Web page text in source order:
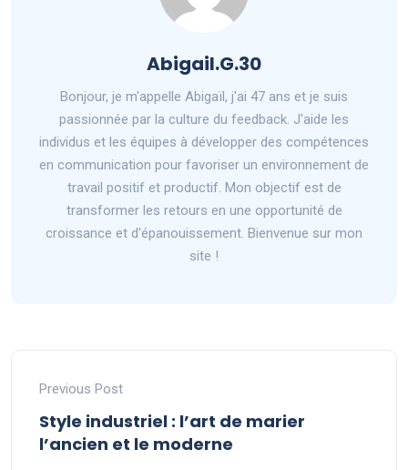
Abigail.G.30
Bonjour, je m'appelle Abigaïl, j'ai 47 ans et je suis
passionnée par la culture du feedback. J'aide les
individus et les équipes à développer des compétences
en communication pour favoriser un environnement de
travail positif et productif. Mon objectif est de
transformer les retours en une opportunité de
croissance et d'épanouissement. Bienvenue sur mon
site !
Previous Post
Style industriel : l’art de marier
l’ancien et le moderne